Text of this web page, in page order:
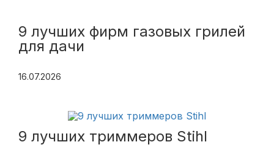
9 лучших фирм газовых грилей
для дачи
16.07.2026
9 лучших триммеров Stihl